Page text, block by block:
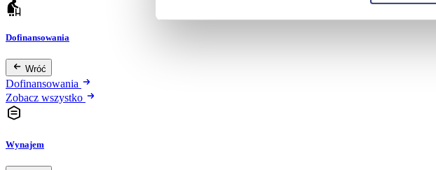
Dofinansowania
Wróć
Dofinansowania
Zobacz wszystko
Wynajem